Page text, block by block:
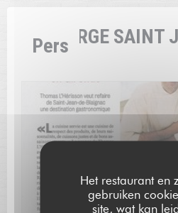
Het restaurant en
gebruiken
site, wat kan
L'AUBERGE SAINT
Pers